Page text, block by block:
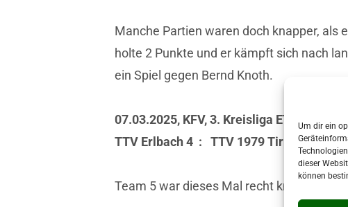
Um dir ein
dieser
können
Manche Partien waren doch knapper, als
holte 2 Punkte und er kämpft sich nach
ein Spiel gegen Bernd Knoth.
07.03.2025, KFV, 3. Kreisliga ET Süd
TTV Erlbach 4 : TTV 1979
Team 5 war dieses Mal recht knapp dran,